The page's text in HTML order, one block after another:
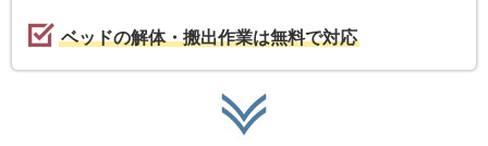
ベッドの解体・搬出作業は無料で対応